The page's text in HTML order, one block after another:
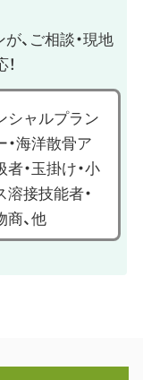
、ご相談・現地
シャルプラン
・海洋散骨ア
・玉掛け・小
溶接技能者・
商、他